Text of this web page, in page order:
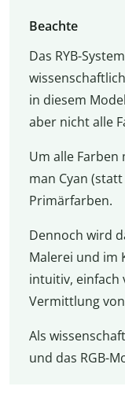
Beachte
Das RYB-
in diesem
aber nicht alle
Um alle
man Cyan
Primärfarben.
Dennoch wird
Malerei und im
intuitiv, einfach
Vermittlung
Als
und das RGB-